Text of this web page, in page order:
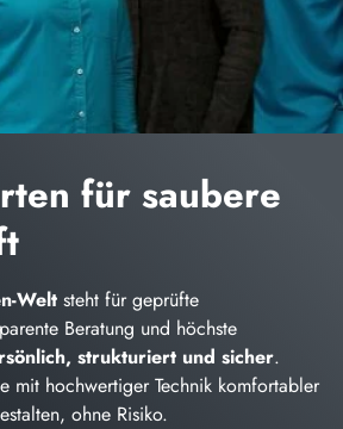
für saubere
Welt steht für geprüfte
Beratung und höchste
strukturiert und sicher.
mit hochwertiger Technik komfortabler
ohne Risiko.